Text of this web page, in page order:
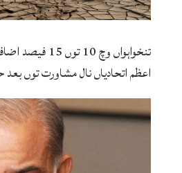
تنخواہواں وچ 10
اعظم اتحادیاں نال مشاورت توں